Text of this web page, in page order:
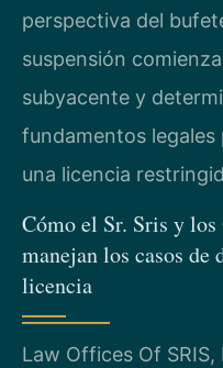
perspectiva del
suspensión
subyacente y
fundamentos
una licencia
Cómo el Sr. Sris y
manejan los casos de
licencia
Law Offices Of